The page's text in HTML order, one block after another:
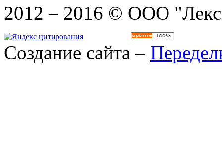
2012 – 2016 © ООО
Создание сайта –